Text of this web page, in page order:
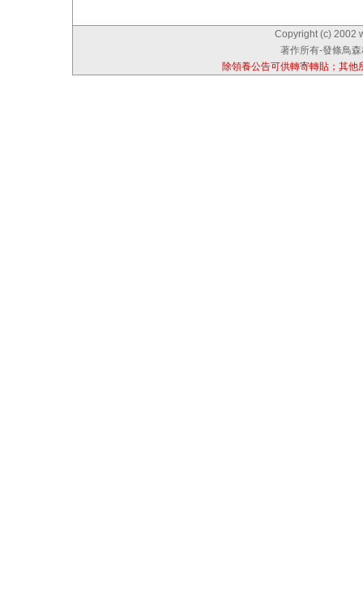
Copyright (c) 2002
著作所有-發條鳥
除領養公告可供轉寄轉貼；其